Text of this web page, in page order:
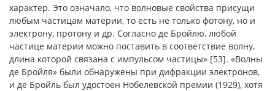
характер. Это означало, что волновые свойства присущи
любым частицам материи, то есть не только фотону, но и
электрону, протону и др. Согласно де Бройлю, любой
частице материи можно поставить в соответствие волну,
длина которой связана с импульсом частицы» [53]. «Волны
де Бройля» были обнаружены при дифракции электронов,
и де Бройль был удостоен Нобелевской премии (1929), хотя